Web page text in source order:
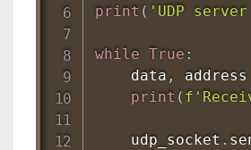
print ( 'UDP
while True :
    data
, address
print (
    udp_socket
.